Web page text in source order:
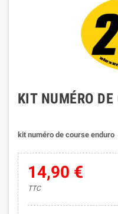
KIT NUMÉRO DE
kit numéro de course enduro
14,90 €
TTC